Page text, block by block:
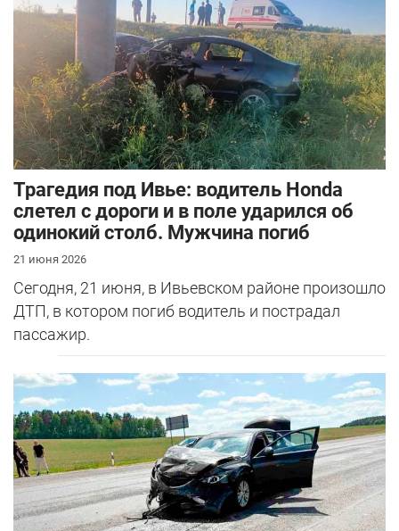
Трагедия под Ивье: водитель Honda
слетел с дороги и в поле ударился об
одинокий столб. Мужчина погиб
21 июня 2026
Сегодня, 21 июня, в Ивьевском районе произошло
ДТП, в котором погиб водитель и пострадал
пассажир.